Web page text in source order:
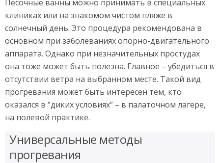
Песочные ванны можно принимать в специальных
клиниках или на знакомом чистом пляже в
солнечный день. Это процедура рекомендована в
основном при заболеваниях опорно-двигательного
аппарата. Однако при незначительных простудах
она тоже может быть полезна. Главное – убедиться в
отсутствии ветра на выбранном месте. Такой вид
прогревания может быть интересен тем, кто
оказался в “диких условиях” – в палаточном лагере,
на полевой практике.
Универсальные методы
прогревания